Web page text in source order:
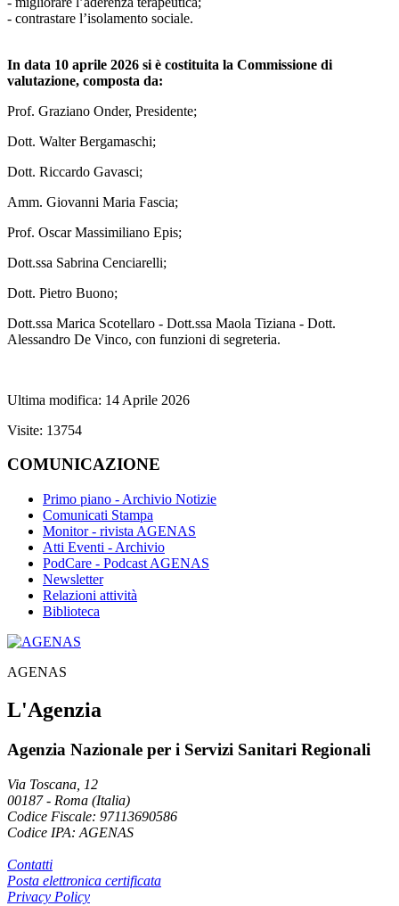
- contrastare l’isolamento sociale.
In data 10 aprile 2026 si è costituita la Commissione di
valutazione, composta da:
Prof. Graziano Onder, Presidente;
Dott. Walter Bergamaschi;
Dott. Riccardo Gavasci;
Amm. Giovanni Maria Fascia;
Prof. Oscar Massimiliano Epis;
Dott.ssa Sabrina Cenciarelli;
Dott. Pietro Buono;
Dott.ssa Marica Scotellaro - Dott.ssa Maola Tiziana - Dott.
Alessandro De Vinco, con funzioni di segreteria.
Ultima modifica: 14 Aprile 2026
Visite: 13754
COMUNICAZIONE
Primo piano - Archivio Notizie
Comunicati Stampa
Monitor - rivista AGENAS
Atti Eventi - Archivio
PodCare - Podcast AGENAS
Newsletter
Relazioni attività
Biblioteca
AGENAS
L'Agenzia
Agenzia Nazionale per i Servizi Sanitari Regionali
Via Toscana, 12
00187- Roma (Italia)
Codice Fiscale: 97113690586
Codice IPA: AGENAS
Contatti
Posta elettronica certificata
Privacy Policy